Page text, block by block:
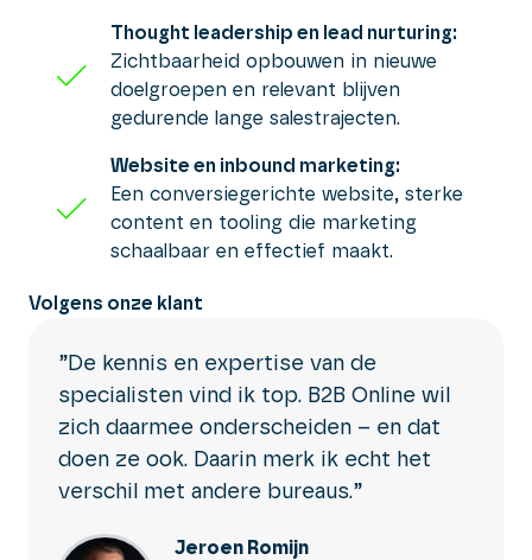
Thought leadership en lead nurturing:
Zichtbaarheid opbouwen in nieuwe
doelgroepen en relevant blijven
gedurende lange salestrajecten.
Website en inbound marketing:
Een conversiegerichte website, sterke
content en tooling die marketing
schaalbaar en effectief maakt.
Volgens onze klant
”De kennis en expertise van de
specialisten vind ik top. B2B Online wil
zich daarmee onderscheiden – en dat
doen ze ook. Daarin merk ik echt het
verschil met andere bureaus.”
Jeroen Romijn